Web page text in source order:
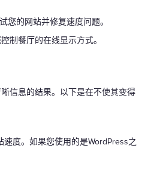
的网站并修复速度问题。
制餐厅的在线显示方式。
信息的结果。以下是在不使其变得
度。如果您使用的是WordPress之